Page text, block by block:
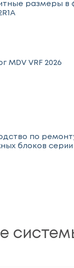
размеры в
MDV VRF 2026
по
блоков серии